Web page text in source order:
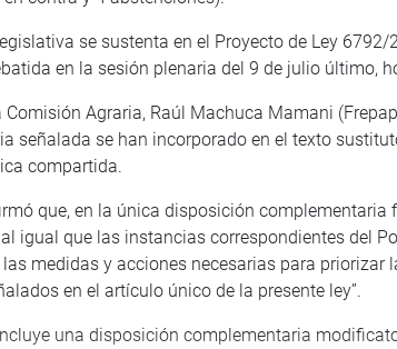
se sustenta en el Proyecto de Ley
en la sesión plenaria del 9 de julio último,
Comisión Agraria, Raúl Machuca Mamani
señalada se han incorporado en el texto
compartida.
que, en la única disposición complementaria
igual que las instancias correspondientes del
las medidas y acciones necesarias para
en el artículo único de la presente ley”.
una disposición complementaria